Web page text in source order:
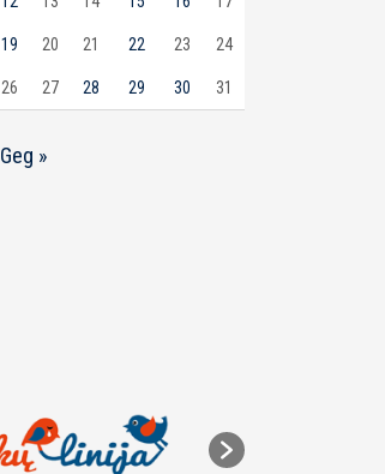
19 20 21 22 23 24
26 27 28 29 30 31
Geg »